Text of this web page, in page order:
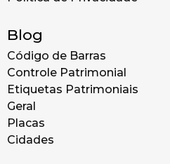
Blog
Código de Barras
Controle Patrimonial
Etiquetas Patrimoniais
Geral
Placas
Cidades